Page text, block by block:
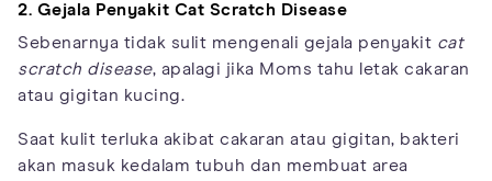
2. Gejala Penyakit Cat Scratch Disease
Sebenarnya tidak sulit mengenali gejala penyakit cat
scratch disease, apalagi jika Moms tahu letak cakaran
atau gigitan kucing.
Saat kulit terluka akibat cakaran atau gigitan, bakteri
akan masuk kedalam tubuh dan membuat area